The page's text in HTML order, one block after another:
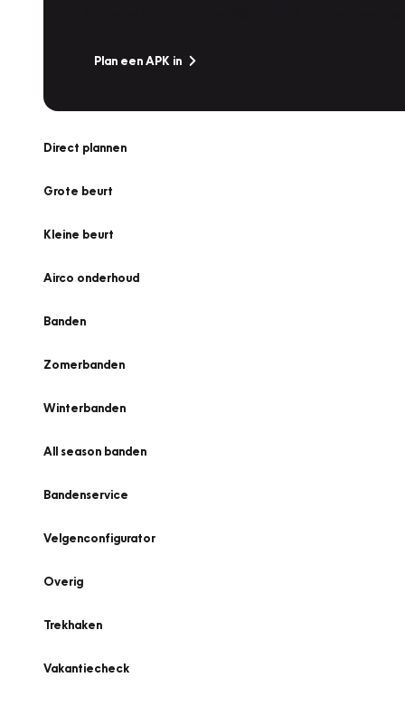
Plan een APK in
Direct plannen
Grote beurt
Kleine beurt
Airco onderhoud
Banden
Zomerbanden
Winterbanden
All season banden
Bandenservice
Velgenconfigurator
Overig
Trekhaken
Vakantiecheck